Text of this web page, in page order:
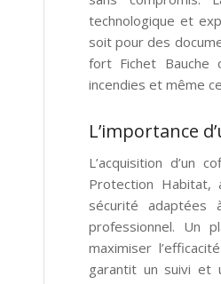
technologique et
soit pour des
fort Fichet Bauche
incendies et même
L’importance
L’acquisition d’un
Protection Habitat,
sécurité adaptées
professionnel. Un
maximiser
garantit un suivi et